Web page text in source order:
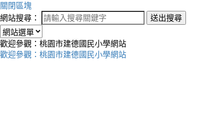
關閉區塊
網站搜尋：
送出搜尋
歡迎參觀：桃園市建德國民小學網站
歡迎參觀：桃園市建德國民小學網站